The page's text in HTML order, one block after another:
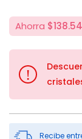
Ahorra
!
Recibe